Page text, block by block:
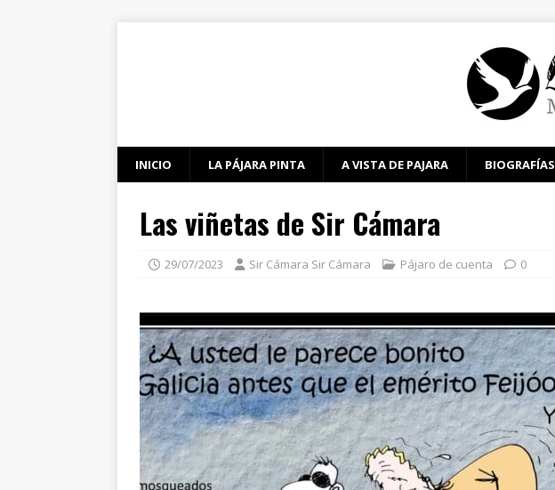
INICIO LA PÁJARA PINTA A VISTA DE PAJARA BIOGRAFÍAS
Las viñetas de Sir Cámara
29/07/2023 Sir Cámara Sir Cámara Pájaro de cuenta 0